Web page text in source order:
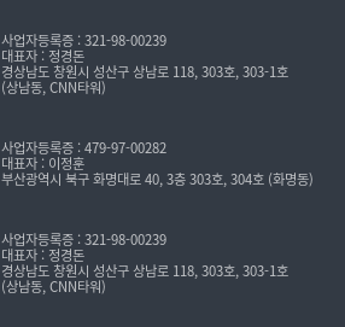
사업자등록증 : 321-98-00239
대표자 : 정경돈
경상남도 창원시 성산구 상남로 118, 303호, 303-1호
(상남동, CNN타워)
사업자등록증 : 479-97-00282
대표자 : 이정훈
부산광역시 북구 화명대로 40, 3층 303호, 304호 (화명동)
사업자등록증 : 321-98-00239
대표자 : 정경돈
경상남도 창원시 성산구 상남로 118, 303호, 303-1호
(상남동, CNN타워)